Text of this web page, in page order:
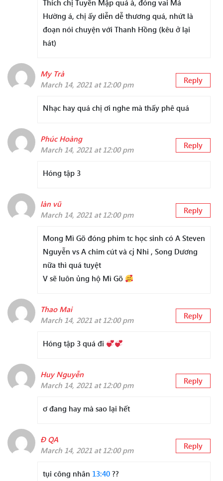
Thích chị Tuyền Mập quá à, đóng vai Má
Hường á, chị ấy diễn dễ thương quá, nhứt là
đoạn nói chuyện với Thanh Hồng (kêu ở lại
hát)
My Trà
March 14, 2021 at 12:00 pm
Reply
Nhạc hay quá chị ơi nghe mà thấy phê quá
Phúc Hoàng
March 14, 2021 at 12:00 pm
Reply
Hóng tập 3
làn vũ
March 14, 2021 at 12:00 pm
Reply
Mong Mì Gõ đóng phim tc học sinh có A Steven
Nguyễn vs A chim cút và cj Nhi , Song Dương
nữa thì quá tuyệt
V sẽ luôn ủng hộ Mì Gõ
Thao Mai
March 14, 2021 at 12:00 pm
Reply
Hóng tập 3 quá đi
Huy Nguyễn
March 14, 2021 at 12:00 pm
Reply
ơ đang hay mà sao lại hết
Đ QA
March 14, 2021 at 12:00 pm
Reply
tụi công nhân 13:40 ??